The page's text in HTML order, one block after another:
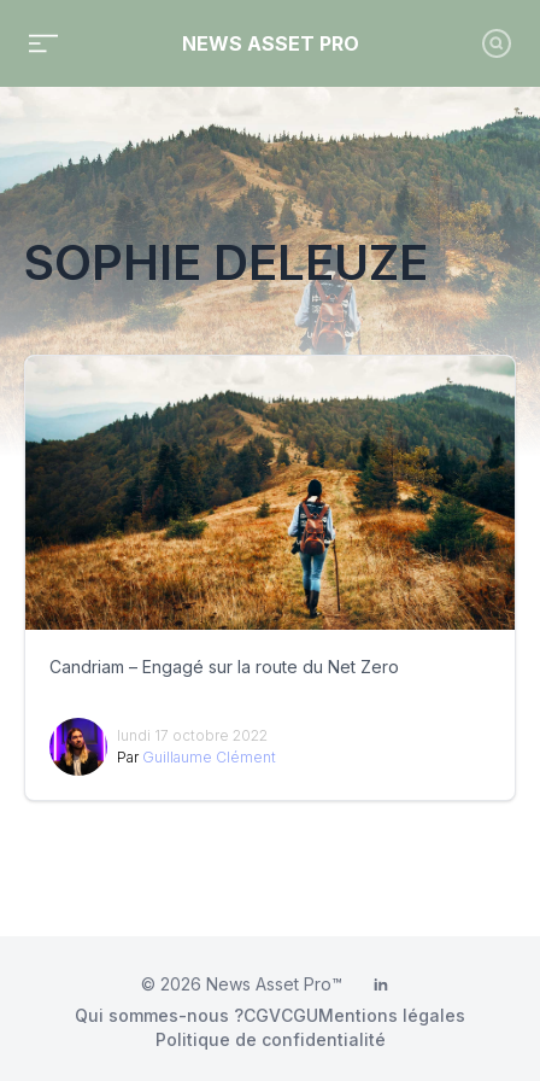
NEWS ASSET PRO
Toute l'actualité sur le tag "Sophie Deleuze"
SOPHIE DELEUZE
Candriam – Engagé sur la route du Net Zero
lundi 17 octobre 2022
Par Guillaume Clément
© 2026 News Asset Pro™ LinkedIn
Qui sommes-nous ?CGVCGUMentions légales
Politique de confidentialité